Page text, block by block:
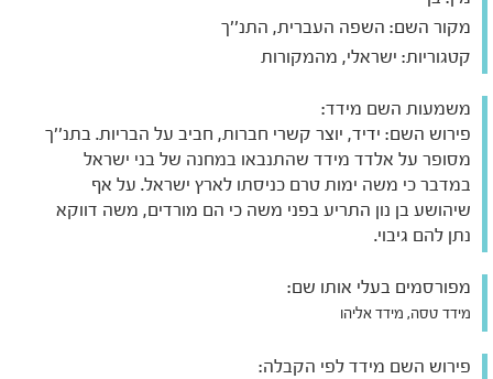
מקור השם: השפה העברית, התנ''ך
קטגוריות: ישראלי, מהמקורות
משמעות השם מידד:
פירוש השם: ידיד, יוצר קשרי חברות, חביב על הבריות. בתנ''ך
מסופר על אלדד מידד שהתנבאו במחנה של בני ישראל
במדבר כי משה ימות טרם כניסתו לארץ ישראל. על אף
שיהושע בן נון התריע בפני משה כי הם מורדים, משה דווקא
נתן להם גיבוי.
מפורסמים בעלי אותו שם:
מידד טסה, מידד אליהו
פירוש השם מידד לפי הקבלה: